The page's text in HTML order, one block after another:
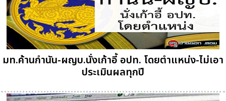
มท.ค้านกำนัน-ผญบ.นั่งเก้าอี้ อปท. โดยตำแหน่ง-ไม่เอา
ประเมินผลทุกปี